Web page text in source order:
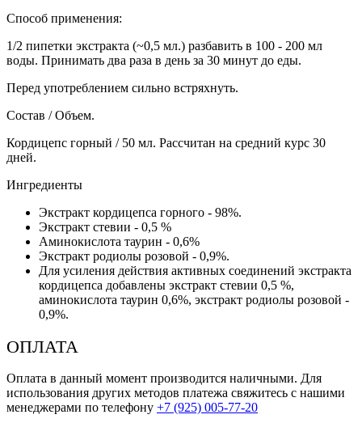
Способ применения:
1/2 пипетки экстракта (~0,5 мл.) разбавить в 100 - 200 мл
воды. Принимать два раза в день за 30 минут до еды.
Перед употреблением сильно встряхнуть.
Состав / Объем.
Кордицепс горный / 50 мл. Рассчитан на средний курс 30
дней.
Ингредиенты
Экстракт кордицепса горного - 98%.
Экстракт стевии - 0,5 %
Аминокислота таурин - 0,6%
Экстракт родиолы розовой - 0,9%.
Для усиления действия активных соединений экстракта
кордицепса добавлены экстракт стевии 0,5 %,
аминокислота таурин 0,6%, экстракт родиолы розовой -
0,9%.
ОПЛАТА
Оплата в данный момент производится наличными. Для
использования других методов платежа свяжитесь с нашими
менеджерами по телефону +7 (925) 005-77-20